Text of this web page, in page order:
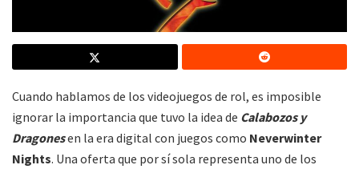
Cuando hablamos de los videojuegos de rol, es imposible
ignorar la importancia que tuvo la idea de Calabozos y
Dragonesen la era digital con juegos como Neverwinter
Nights. Una oferta que por sí sola representa uno de los